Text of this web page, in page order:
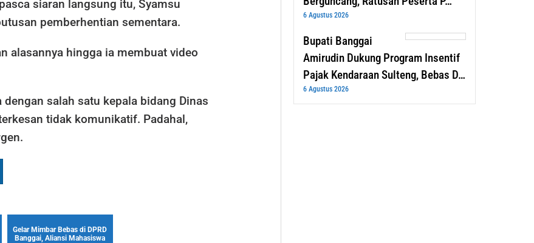
siaran langsung itu, Syamsu
pemberhentian sementara.
alasannya hingga ia membuat video
dengan salah satu kepala bidang Dinas
tidak komunikatif. Padahal,
Gelar Mimbar Bebas di DPRD
Banggai, Aliansi Mahasiswa
6 Agustus 2026
Bupati Banggai
Amirudin Dukung Program Insentif
Pajak Kendaraan Sulteng, Bebas D…
6 Agustus 2026